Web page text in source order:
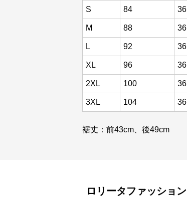
S 84 36
M 88 36
L 92 36
XL 96 36
2XL 100 36
3XL 104 36
裾丈：前43cm、後49cm
ロリータファッション